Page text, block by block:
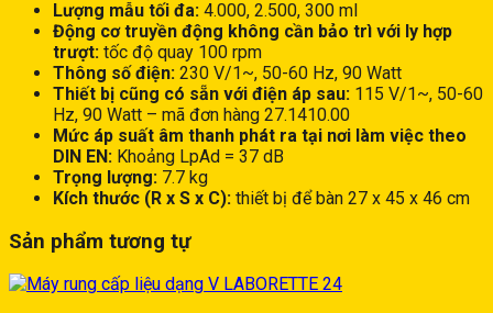
Lượng mẫu tối đa: 4.000, 2.500, 300 ml
Động cơ truyền động không cần bảo trì với ly hợp
trượt: tốc độ quay 100 rpm
Thông số điện: 230 V/1~, 50-60 Hz, 90 Watt
Thiết bị cũng có sẵn với điện áp sau: 115 V/1~, 50-60
Hz, 90 Watt – mã đơn hàng 27.1410.00
Mức áp suất âm thanh phát ra tại nơi làm việc theo
DIN EN: Khoảng LpAd = 37 dB
Trọng lượng: 7.7 kg
Kích thước (R x S x C): thiết bị để bàn 27 x 45 x 46 cm
Sản phẩm tương tự